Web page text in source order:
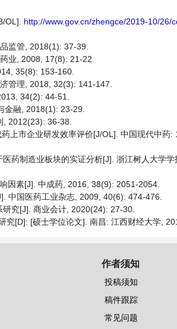
OL]. http://www.gov.cn/zhengce/2019-10/26/
监管, 2018(1): 37-39.
业, 2008, 17(8): 21-22.
35(8): 153-160.
管理, 2018, 32(3): 141-147.
34(2): 44-51.
金融, 2018(1): 23-29.
2012(23): 36-38.
上市企业研发效率评价[J/OL]. 中国现代中药
制造业板块的实证分析[J]. 浙江树人大学学
因素[J]. 中成药, 2016, 38(9): 2051-2054.
中国医药工业杂志, 2009, 40(6): 474-476.
究[J]. 商业会计, 2020(24): 27-30.
究[D]: [硕士学位论文]. 南昌: 江西财经大学,
作者须知
投稿须知
稿件跟踪
常见问题